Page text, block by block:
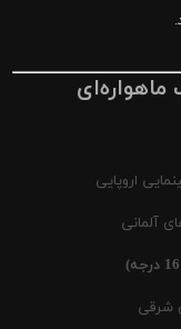
اروپایی
شرقی